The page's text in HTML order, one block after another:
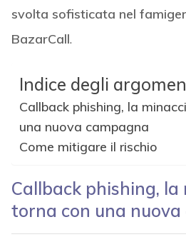
svolta sofisticata nel
BazarCall.
Indice degli
Callback phishing, la
una nuova campagna
Come mitigare il rischio
Callback phishing, la
torna con una nuova